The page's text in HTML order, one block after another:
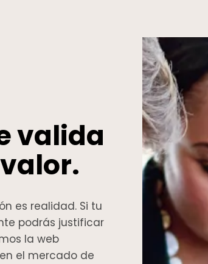
valida
es realidad. Si tu
podrás justificar
la web
el mercado de